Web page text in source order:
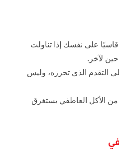
قاسيًا على نفسك إذا تناولت
لآخر.
التقدم الذي تحرزه، وليس
الأكل العاطفي يستغرق